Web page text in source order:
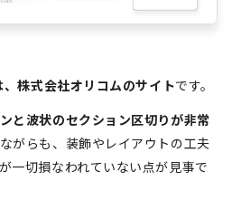
株式会社オリコムのサイトです。
と波状のセクション区切りが非常
がらも、装飾やレイアウトの工夫
一切損なわれていない点が見事で